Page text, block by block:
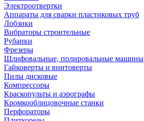
Электроотвертки
Аппараты для сварки пластиковых труб
Лобзики
Вибраторы строительные
Рубанки
Фрезеры
Шлифовальные, полировальные машины
Гайковерты и винтоверты
Пилы дисковые
Компрессоры
Краскопульты и аэрографы
Кромкооблицовочные станки
Перфораторы